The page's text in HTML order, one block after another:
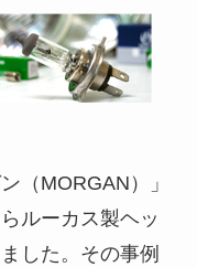
（MORGAN）」
ルーカス製ヘッ
した。その事例